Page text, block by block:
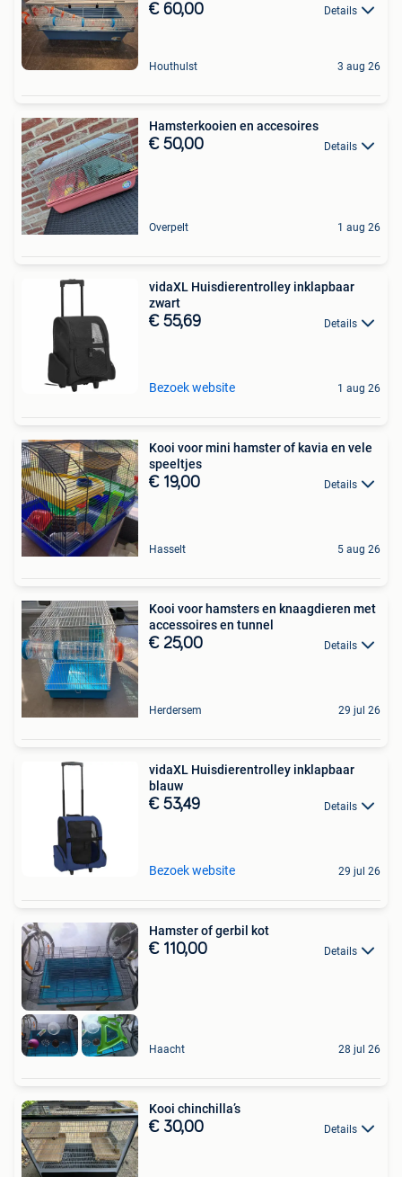
€ 60,00 Details
Houthulst 3 aug 26
Hamsterkooien en accesoires
€ 50,00 Details
Overpelt 1 aug 26
vidaXL Huisdierentrolley inklapbaar
zwart
€ 55,69 Details
Bezoek website 1 aug 26
Kooi voor mini hamster of kavia en vele
speeltjes
€ 19,00 Details
Hasselt 5 aug 26
Kooi voor hamsters en knaagdieren met
accessoires en tunnel
€ 25,00 Details
Herdersem 29 jul 26
vidaXL Huisdierentrolley inklapbaar
blauw
€ 53,49 Details
Bezoek website 29 jul 26
Hamster of gerbil kot
€ 110,00 Details
Haacht 28 jul 26
Kooi chinchilla’s
€ 30,00 Details